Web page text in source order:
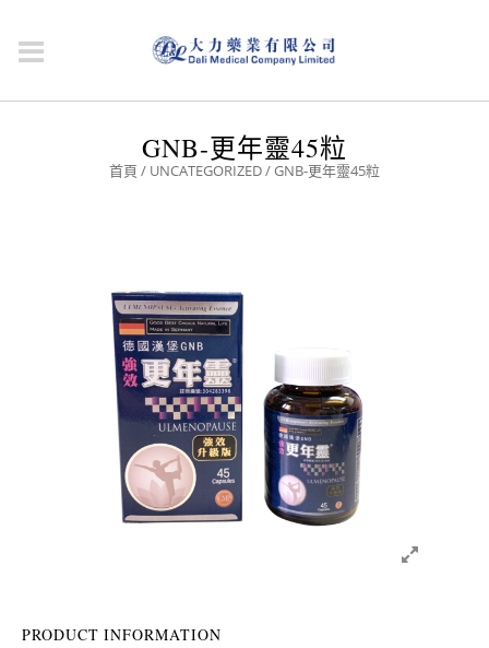
GNB-更年靈45粒
首頁 / UNCATEGORIZED/ GNB-更年靈45粒
PRODUCT INFORMATION